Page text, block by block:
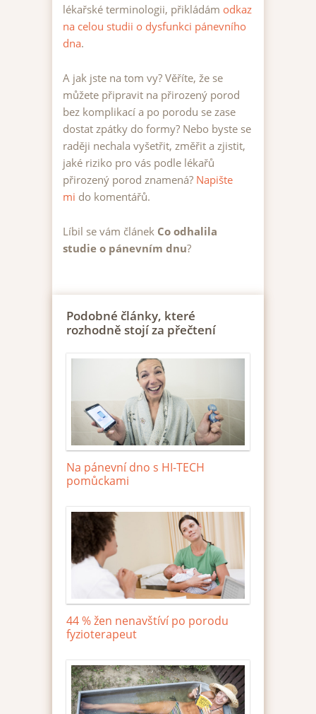
lékařské terminologii, přikládám odkaz
na celou studii o dysfunkci pánevního
dna.
A jak jste na tom vy? Věříte, že se
můžete připravit na přirozený porod
bez komplikací a po porodu se zase
dostat zpátky do formy? Nebo byste se
raději nechala vyšetřit, změřit a zjistit,
jaké riziko pro vás podle lékařů
přirozený porod znamená? Napište
mi do komentářů.
Líbil se vám článek Co odhalila
studie o pánevním dnu?
Podobné články, které
rozhodně stojí za přečtení
Na pánevní dno s HI-TECH
pomůckami
44 % žen nenavštíví po porodu
fyzioterapeut